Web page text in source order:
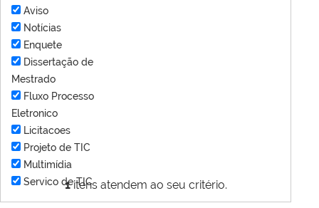
1itens atendem ao seu critério.
Aviso
Notícias
Enquete
Dissertação de
Mestrado
Fluxo Processo
Eletronico
Licitacoes
Projeto de TIC
Multimídia
Servico de TIC